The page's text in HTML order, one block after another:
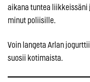
aikana tuntea liikkeissäni
minut poliisille.
Voin langeta Arlan
suosii kotimaista.